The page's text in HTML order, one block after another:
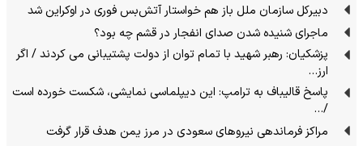
دبیرکل سازمان ملل باز هم خواستار آتش‌بس فوری در اوکراین شد
ماجرای شنیده شدن صدای انفجار در قشم چه بود؟
پزشکیان: رهبر شهید با تمام توان از دولت پشتیبانی می کردند / اگر
ارز…
پاسخ قالیباف به ترامپ: این دیپلماسی نمایشی، شکست خورده است
/…
مراکز فرماندهی نیروهای سعودی در مرز یمن هدف قرار گرفت